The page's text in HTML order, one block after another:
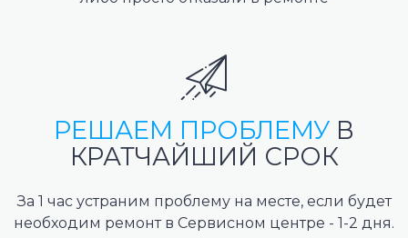
РЕШАЕМ ПРОБЛЕМУ В
КРАТЧАЙШИЙ СРОК
За 1 час устраним проблему на месте, если будет
необходим ремонт в Сервисном центре - 1-2 дня.